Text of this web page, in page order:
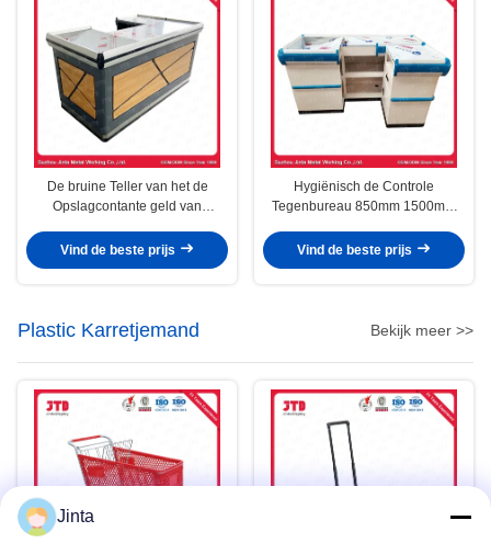
De bruine Teller van het de
Opslagcontante geld van
4FT Departementale
Vind de beste prijs
Hygiënisch de Controle
Tegenbureau 850mm 1500mm
Vind de beste prijs
Plastic Karretjemand Bekijk meer >>
Jinta